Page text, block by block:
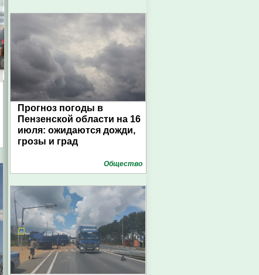
Прогноз погоды в
Пензенской области на 16
июля: ожидаются дожди,
грозы и град
Общество